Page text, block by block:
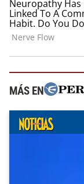
MÁS EN